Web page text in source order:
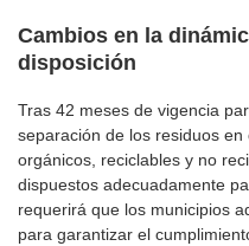
Cambios en la
disposición
Tras 42 meses de vigencia
separación de los residuos
orgánicos, reciclables y no
dispuestos adecuadamente
requerirá que los municipios
para garantizar el